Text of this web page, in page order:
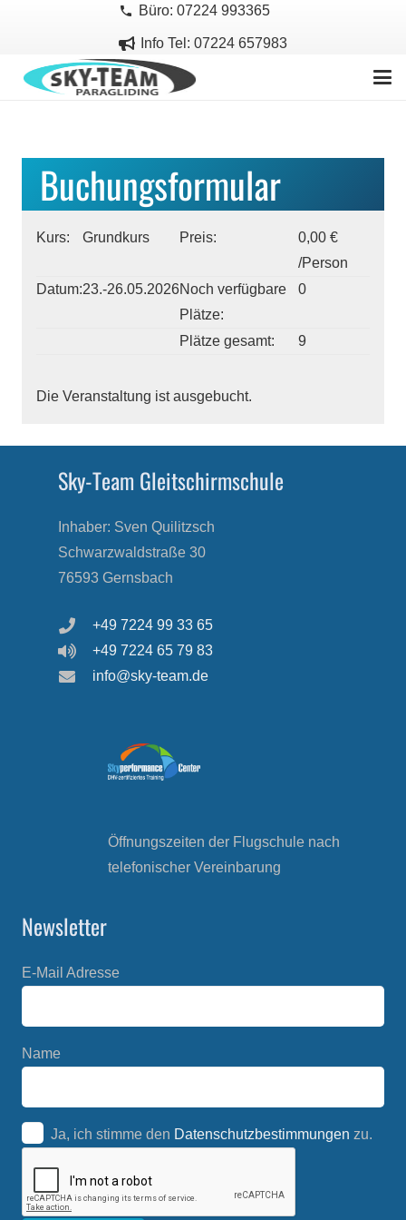
phone Büro: 07224 993365
Info Tel: 07224 657983
Buchungsformular
Kurs: Grundkurs Preis:
0,00 €
/Person
Datum:23.-26.05.2026Noch verfügbare
Plätze:
0
Plätze gesamt: 9
Die Veranstaltung ist ausgebucht.
Sky-Team Gleitschirmschule
Inhaber: Sven Quilitzsch
Schwarzwaldstraße 30
76593 Gernsbach
+49 7224 99 33 65
+49 7224 65 79 83
info@sky-team.de
Öffnungszeiten der Flugschule nach
telefonischer Vereinbarung
Newsletter
E-Mail Adresse
Name
Ja, ich stimme den Datenschutzbestimmungen zu.